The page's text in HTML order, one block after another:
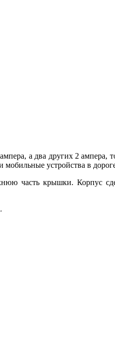
а два других 2 ампера,
мобильные устройства в
часть крышки. Корпус